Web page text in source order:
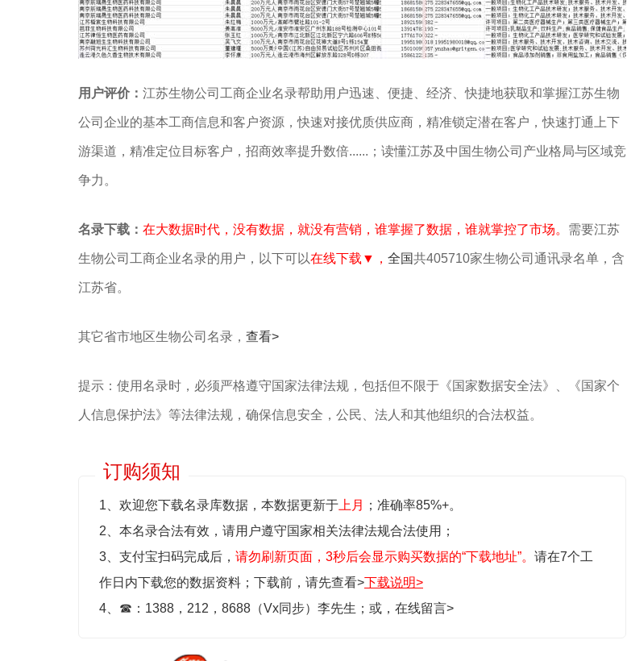
用户评价： 江苏生物公司工商企业名录帮助用户迅速、便捷、经济、快捷地获取和掌握江苏生物
公司企业的基本工商信息和客户资源，快速对接优质供应商，精准锁定潜在客户，快速打通上下
游渠道，精准定位目标客户，招商效率提升数倍......；读懂江苏及中国生物公司产业格局与区域竞
争力。
名录下载： 在大数据时代，没有数据，就没有营销，谁掌握了数据，谁就掌控了市场。 需要江苏
生物公司工商企业名录的用户，以下可以在线下载▼， 全国共405710家生物公司通讯录名单，含
江苏省。
其它省市地区生物公司名录， 查看>
提示：使用名录时，必须严格遵守国家法律法规，包括但不限于《国家数据安全法》、《国家个
人信息保护法》等‌法律法规，确保信息安全，公民、法人和其他组织的合法权益。
订购须知
1、欢迎您下载名录库数据，本数据更新于 上月
；准确率85%+。
2、本名录合法有效，请用户遵守国家相关法律法规合法使用；
3、支付宝扫码完成后， 请勿刷新页面，3秒后会显示购买数据的“下载地址”。 请在7个工
作日内下载您的数据资料； 下载前，请先查看>下载说明>
4、 ☎ ：1388，212，8688（Vx同步）李先生；或， 在线留言>